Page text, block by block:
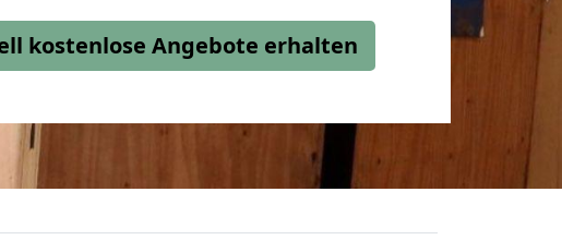
kostenlose Angebote erhalten